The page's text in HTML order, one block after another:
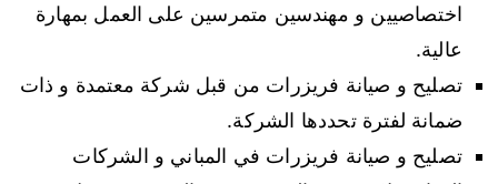
اختصاصيين و مهندسين متمرسين على العمل بمهارة
عالية.
تصليح و صيانة فريزرات من قبل شركة معتمدة و ذات
ضمانة لفترة تحددها الشركة.
تصليح و صيانة فريزرات في المباني و الشركات